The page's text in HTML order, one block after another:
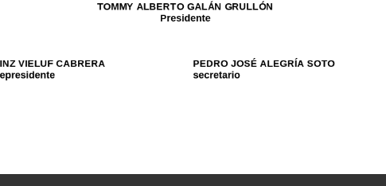
TOMMYALBERTOGALÁNGRULLÓN
Presidente
VIELUFCABRERA PEDROJOSÉALEGRÍASOTO
secretario